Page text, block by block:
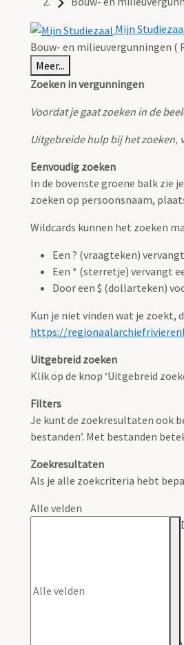
Mijn
Bouw- en milieuvergunningen (
Meer...
Zoeken in vergunningen
Voordat je gaat zoeken in de
Uitgebreide hulp bij het zoeken,
Eenvoudig zoeken
In de bovenste groene balk zie
zoeken op persoonsnaam,
Wildcards kunnen het zoeken
Een ? (vraagteken)
Een * (sterretje) vervangt
Door een $ (dollarteken)
Kun je niet vinden wat je zoekt,
https://
Uitgebreid zoeken
Klik op de knop ‘Uitgebreid
Filters
Je kunt de zoekresultaten ook
bestanden’. Met bestanden
Zoekresultaten
Als je alle zoekcriteria hebt
Alle velden